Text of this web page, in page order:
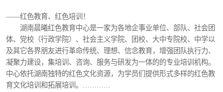
——红色教育、红色培训！
湖南晨曦红色教育中心是一家为各地企事业单位、部队、社会团
体、党校（行政学院）、社会主义学院、团校、大中专院校、中学以
及其它各界朋友进行革命传统、理想、信念教育，增强团队执行力、
凝聚力建设，集培训、咨询、服务与研发为一体的的专业培训机构。
中心依托湖南独特的红色文化资源，为学员们提供形式多样的红色教
育文化培训和拓展培训。…………